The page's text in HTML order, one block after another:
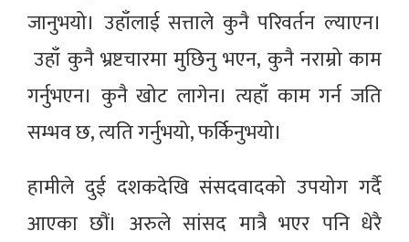
जानुभयो। उहाँलाई सत्ताले कुनै परिवर्तन ल्याएन।
उहाँ कुनै भ्रष्टचारमा मुछिनु भएन, कुनै नराम्रो काम
गर्नुभएन। कुनै खोट लागेन। त्यहाँ काम गर्न जति
सम्भव छ, त्यति गर्नुभयो, फर्किनुभयो।
हामीले दुई दशकदेखि संसदवादको उपयोग गर्दै
आएका छौं। अरुले सांसद मात्रै भएर पनि धेरै